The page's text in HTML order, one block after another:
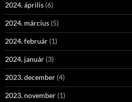
2024. április (6)
2024. március (5)
2024. február (1)
2024. január (3)
2023. december (4)
2023. november (1)